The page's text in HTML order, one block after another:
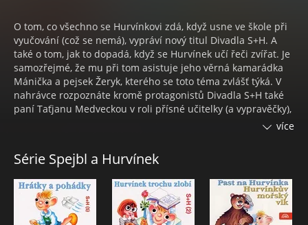
O tom, co všechno se Hurvínkovi zdá, když usne ve škole při
vyučování (což se nemá), vypráví nový titul Divadla S+H. A
také o tom, jak to dopadá, když se Hurvínek učí řeči zvířat. Je
samozřejmé, že mu při tom asistuje jeho věrná kamarádka
Mánička a pejsek Žeryk, kterého se toto téma zvlášť týká. V
nahrávce rozpoznáte kromě protagonistů Divadla S+H také
paní Taťjanu Medveckou v roli přísné učitelky (a vypravěčky),
do níž si "odskočila" ze své domovské scény, Národního
Obsah:
1. Úvod
2. U Spejblů
3. Ve škole
4. Na ulici
více
Série Spejbl a Hurvínek